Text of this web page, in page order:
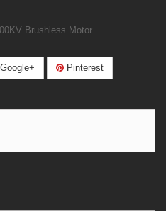
Brushless Motor
Google+ Pinterest